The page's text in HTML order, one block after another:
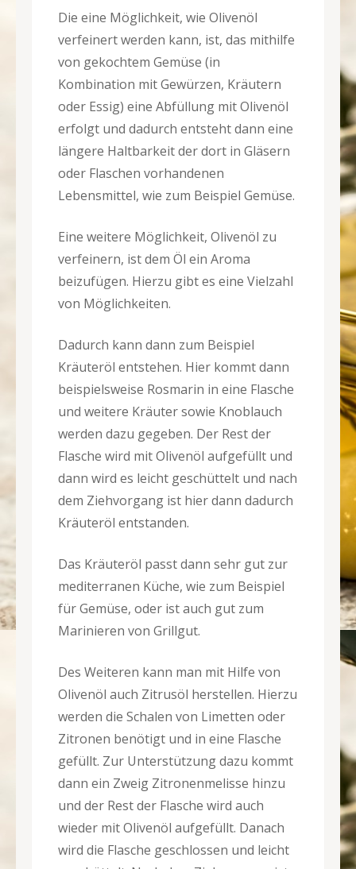
Die eine Möglichkeit, wie Olivenöl
verfeinert werden kann, ist, das mithilfe
von gekochtem Gemüse (in
Kombination mit Gewürzen, Kräutern
oder Essig) eine Abfüllung mit Olivenöl
erfolgt und dadurch entsteht dann eine
längere Haltbarkeit der dort in Gläsern
oder Flaschen vorhandenen
Lebensmittel, wie zum Beispiel Gemüse.
Eine weitere Möglichkeit, Olivenöl zu
verfeinern, ist dem Öl ein Aroma
beizufügen. Hierzu gibt es eine Vielzahl
von Möglichkeiten.
Dadurch kann dann zum Beispiel
Kräuteröl entstehen. Hier kommt dann
beispielsweise Rosmarin in eine Flasche
und weitere Kräuter sowie Knoblauch
werden dazu gegeben. Der Rest der
Flasche wird mit Olivenöl aufgefüllt und
dann wird es leicht geschüttelt und nach
dem Ziehvorgang ist hier dann dadurch
Kräuteröl entstanden.
Das Kräuteröl passt dann sehr gut zur
mediterranen Küche, wie zum Beispiel
für Gemüse, oder ist auch gut zum
Marinieren von Grillgut.
Des Weiteren kann man mit Hilfe von
Olivenöl auch Zitrusöl herstellen. Hierzu
werden die Schalen von Limetten oder
Zitronen benötigt und in eine Flasche
gefüllt. Zur Unterstützung dazu kommt
dann ein Zweig Zitronenmelisse hinzu
und der Rest der Flasche wird auch
wieder mit Olivenöl aufgefüllt. Danach
wird die Flasche geschlossen und leicht